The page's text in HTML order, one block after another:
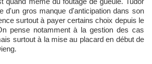
d'un gros manque d'anticipation dans son
surtout à payer certains choix depuis le
pense notamment à la gestion des cas
surtout à la mise au placard en début de